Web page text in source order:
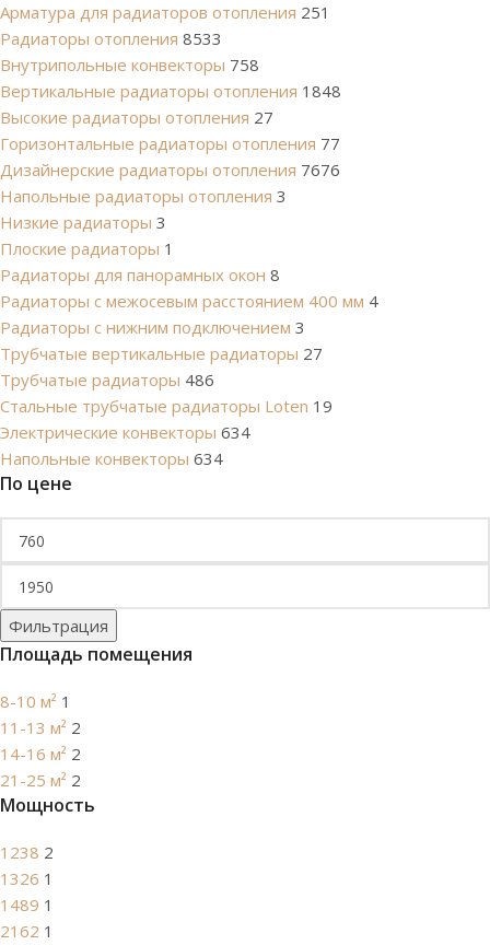
Арматура для радиаторов отопления 251
Радиаторы отопления 8533
Внутрипольные конвекторы 758
Вертикальные радиаторы отопления 1848
Высокие радиаторы отопления 27
Горизонтальные радиаторы отопления 77
Дизайнерские радиаторы отопления 7676
Напольные радиаторы отопления 3
Низкие радиаторы 3
Плоские радиаторы 1
Радиаторы для панорамных окон 8
Радиаторы с межосевым расстоянием 400 мм 4
Радиаторы с нижним подключением 3
Трубчатые вертикальные радиаторы 27
Трубчатые радиаторы 486
Cтальные трубчатые радиаторы Loten 19
Электрические конвекторы 634
Напольные конвекторы 634
По цене
Фильтрация
Площадь помещения
8-10 м² 1
11-13 м² 2
14-16 м² 2
21-25 м² 2
Мощность
1238 2
1326 1
1489 1
2162 1